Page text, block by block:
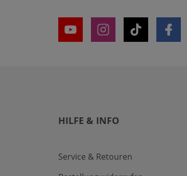
HILFE & INFO
Service & Retouren